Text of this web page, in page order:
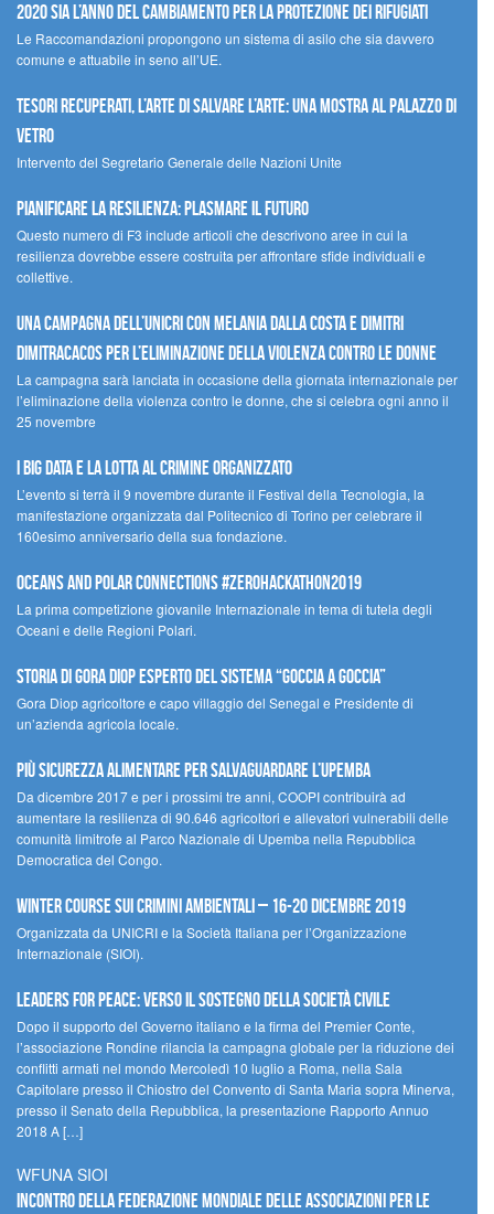
2020 sia l’anno del cambiamento per la protezione dei rifugiati
Le Raccomandazioni propongono un sistema di asilo che sia davvero
comune e attuabile in seno all’UE.
Tesori recuperati, l’arte di salvare l’arte: una mostra al Palazzo di
Vetro
Intervento del Segretario Generale delle Nazioni Unite
Pianificare la resilienza: plasmare il futuro
Questo numero di F3 include articoli che descrivono aree in cui la
resilienza dovrebbe essere costruita per affrontare sfide individuali e
collettive.
Una campagna dell’UNICRI con Melania Dalla Costa e Dimitri
Dimitracacos per l’eliminazione della violenza contro le donne
La campagna sarà lanciata in occasione della giornata internazionale per
l’eliminazione della violenza contro le donne, che si celebra ogni anno il
25 novembre
I Big Data e la lotta al crimine organizzato
L’evento si terrà il 9 novembre durante il Festival della Tecnologia, la
manifestazione organizzata dal Politecnico di Torino per celebrare il
160esimo anniversario della sua fondazione.
Oceans and Polar Connections #ZEROHackathon2019
La prima competizione giovanile Internazionale in tema di tutela degli
Oceani e delle Regioni Polari.
STORIA DI GORA DIOP ESPERTO DEL SISTEMA “GOCCIA A GOCCIA”
Gora Diop agricoltore e capo villaggio del Senegal e Presidente di
un’azienda agricola locale.
Più sicurezza alimentare per salvaguardare l’Upemba
Da dicembre 2017 e per i prossimi tre anni, COOPI contribuirà ad
aumentare la resilienza di 90.646 agricoltori e allevatori vulnerabili delle
comunità limitrofe al Parco Nazionale di Upemba nella Repubblica
Democratica del Congo.
Winter Course sui Crimini Ambientali – 16-20 Dicembre 2019
Organizzata da UNICRI e la Società Italiana per l’Organizzazione
Internazionale (SIOI).
Leaders for peace: verso il sostegno della società civile
Dopo il supporto del Governo italiano e la firma del Premier Conte,
l’associazione Rondine rilancia la campagna globale per la riduzione dei
conflitti armati nel mondo Mercoledì 10 luglio a Roma, nella Sala
Capitolare presso il Chiostro del Convento di Santa Maria sopra Minerva,
presso il Senato della Repubblica, la presentazione Rapporto Annuo
2018 A […]
WFUNA SIOI
Incontro della Federazione Mondiale delle Associazioni per le